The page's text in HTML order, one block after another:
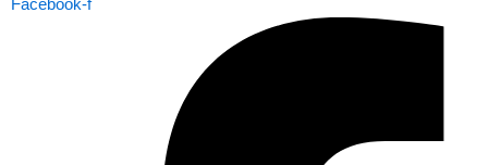
Facebook-f